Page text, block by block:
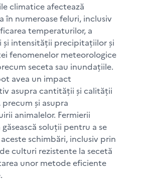
climatice afectează
în numeroase feluri, inclusiv
temperaturilor, a
și intensității precipitațiilor și
fenomenelor meteorologice
seceta sau inundațiile.
avea un impact
asupra cantității și calității
și asupra
animalelor. Fermierii
soluții pentru a se
schimbări, inclusiv prin
culturi rezistente la secetă
unor metode eficiente